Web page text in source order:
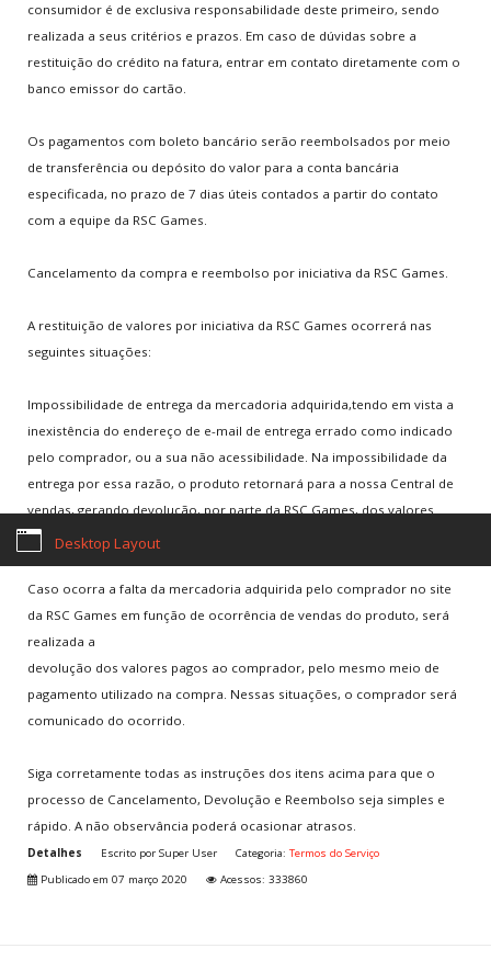
consumidor é de exclusiva responsabilidade deste primeiro, sendo
realizada a seus critérios e prazos. Em caso de dúvidas sobre a
restituição do crédito na fatura, entrar em contato diretamente com o
banco emissor do cartão.
Os pagamentos com boleto bancário serão reembolsados por meio
de transferência ou depósito do valor para a conta bancária
especificada, no prazo de 7 dias úteis contados a partir do contato
com a equipe da RSC Games.
Cancelamento da compra e reembolso por iniciativa da RSC Games.
A restituição de valores por iniciativa da RSC Games ocorrerá nas
seguintes situações:
Impossibilidade de entrega da mercadoria adquirida,tendo em vista a
inexistência do endereço de e-mail de entrega errado como indicado
pelo comprador, ou a sua não acessibilidade. Na impossibilidade da
entrega por essa razão, o produto retornará para a nossa Central de
vendas, gerando devolução, por parte da RSC Games, dos valores
correspondentes aos preços dos produtos.
Caso ocorra a falta da mercadoria adquirida pelo comprador no site
da RSC Games em função de ocorrência de vendas do produto, será
realizada a
devolução dos valores pagos ao comprador, pelo mesmo meio de
pagamento utilizado na compra. Nessas situações, o comprador será
comunicado do ocorrido.
Siga corretamente todas as instruções dos itens acima para que o
processo de Cancelamento, Devolução e Reembolso seja simples e
rápido. A não observância poderá ocasionar atrasos.
Detalhes Escrito por Super User Categoria: Termos do Serviço
Publicado em 07 março 2020
Acessos: 333860
Lembrete de Senha
Lembrete de Usuário
Home Termos Legais Sobre nós Notícias
Email de Suporte:contato@rscgames.com.br
Desktop Layout